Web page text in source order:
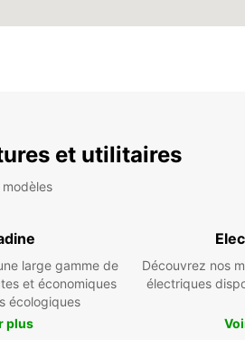
et utilitaires
large gamme de
et économiques
écologiques
plus
Découvrez nos
électriques